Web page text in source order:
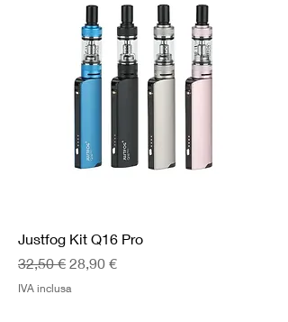
Justfog Kit Q16 Pro
Prezzo regolare
32,50 € Prezzo scontato
28,90 €
IVA inclusa